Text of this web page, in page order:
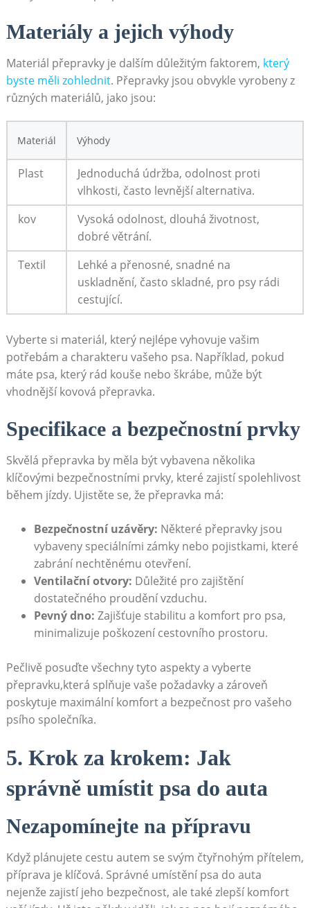
Materiály a jejich výhody
Materiál⁤ přepravky je ⁤dalším důležitým ⁣faktorem, který⁤
byste měli zohlednit. Přepravky jsou obvykle vyrobeny z
různých​ materiálů, jako jsou:
Materiál Výhody
Plast
Jednoduchá údržba, odolnost proti
vlhkosti,‌ často levnější alternativa.
kov
Vysoká odolnost, dlouhá životnost,
⁤dobré větrání.
Textil
Lehké a ​přenosné, snadné na
uskladnění, často skladné, ‌pro psy rádi‍
cestující.
Vyberte si‌ materiál, který nejlépe​ vyhovuje vašim
potřebám a ⁢charakteru vašeho psa. Například, ⁢pokud
⁤máte psa, který rád kouše nebo škrábe, může být
vhodnější kovová přepravka.
Specifikace a⁢ bezpečnostní prvky
Skvělá přepravka by měla být ⁣vybavena několika
klíčovými bezpečnostními prvky, které zajistí spolehlivost
během jízdy. Ujistěte se, že přepravka má:
Bezpečnostní uzávěry: Některé přepravky jsou
vybaveny speciálními zámky nebo pojistkami, které
zabrání​ nechtěnému otevření.
Ventilační otvory: Důležité pro zajištění
dostatečného​ proudění vzduchu.
Pevný dno: Zajišťuje stabilitu a komfort pro psa,
minimalizuje ⁣poškození ‍cestovního prostoru.
Pečlivě posuďte​ všechny tyto aspekty a vyberte
přepravku,která⁢ splňuje⁣ vaše ⁢požadavky ⁢a zároveň
poskytuje maximální⁤ komfort a bezpečnost pro vašeho
psího společníka.
5. Krok za ⁣krokem: Jak
správně umístit psa do auta
Nezapomínejte na přípravu
Když plánujete cestu autem se svým čtyřnohým přítelem,⁣
příprava je klíčová. Správné umístění psa do auta
nejenže zajistí‍ jeho​ bezpečnost, ale také zlepší komfort